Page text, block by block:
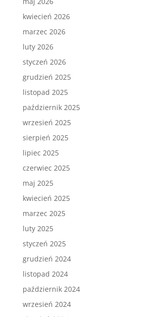
kwiecień 2026
marzec 2026
luty 2026
styczeń 2026
grudzień 2025
listopad 2025
październik 2025
wrzesień 2025
sierpień 2025
lipiec 2025
czerwiec 2025
maj 2025
kwiecień 2025
marzec 2025
luty 2025
styczeń 2025
grudzień 2024
listopad 2024
październik 2024
wrzesień 2024